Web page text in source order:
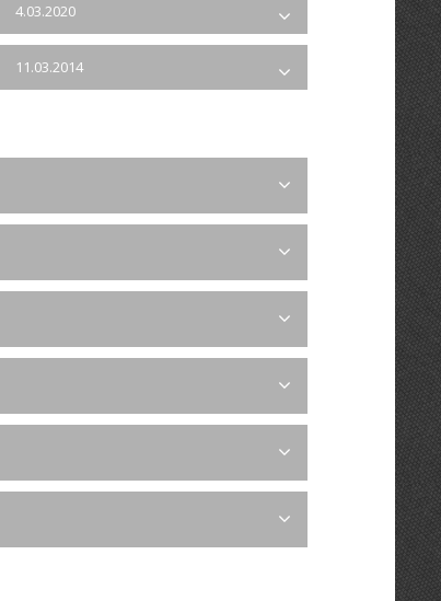
4.03.2020
11.03.2014